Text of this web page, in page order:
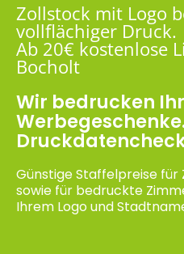
Zollstock mit Logo
vollflächiger Druck.
Ab 20€ kostenlose
Bocholt
Wir bedrucken
Günstige Staffelpreise
sowie für bedruckte
Ihrem Logo und